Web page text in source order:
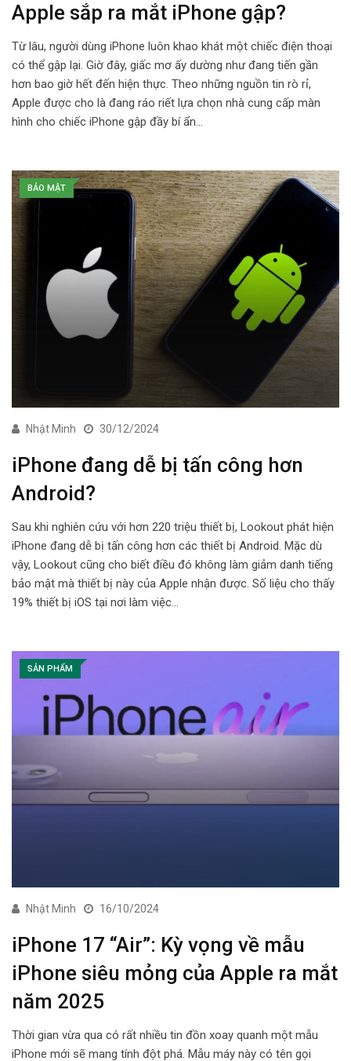
Apple sắp ra mắt iPhone gập?
Từ lâu, người dùng iPhone luôn khao khát một chiếc điện thoại
có thể gập lại. Giờ đây, giấc mơ ấy dường như đang tiến gần
hơn bao giờ hết đến hiện thực. Theo những nguồn tin rò rỉ,
Apple được cho là đang ráo riết lựa chọn nhà cung cấp màn
hình cho chiếc iPhone gập đầy bí ẩn…
BẢO MẬT
Nhật Minh 30/12/2024
iPhone đang dễ bị tấn công hơn
Android?
Sau khi nghiên cứu với hơn 220 triệu thiết bị, Lookout phát hiện
iPhone đang dễ bị tấn công hơn các thiết bị Android. Mặc dù
vậy, Lookout cũng cho biết điều đó không làm giảm danh tiếng
bảo mật mà thiết bị này của Apple nhận được. Số liệu cho thấy
19% thiết bị iOS tại nơi làm việc…
SẢN PHẨM
Nhật Minh 16/10/2024
iPhone 17 “Air”: Kỳ vọng về mẫu
iPhone siêu mỏng của Apple ra mắt
năm 2025
Thời gian vừa qua có rất nhiều tin đồn xoay quanh một mẫu
iPhone mới sẽ mang tính đột phá. Mẫu máy này có tên gọi